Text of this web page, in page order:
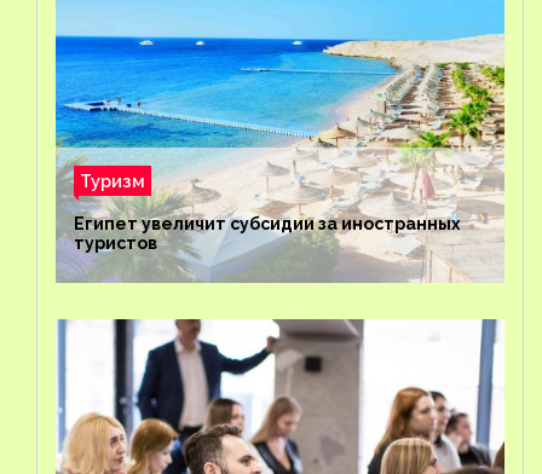
Туризм
Египет увеличит субсидии за иностранных
туристов